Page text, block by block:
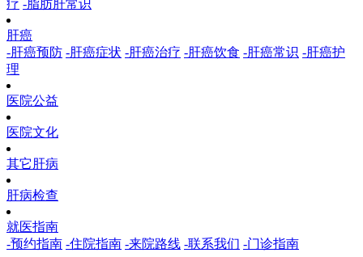
疗 -脂肪肝常识
肝癌
-肝癌预防 -肝癌症状 -肝癌治疗 -肝癌饮食 -肝癌常识 -肝癌护
理
医院公益
医院文化
其它肝病
肝病检查
就医指南
-预约指南 -住院指南 -来院路线 -联系我们 -门诊指南